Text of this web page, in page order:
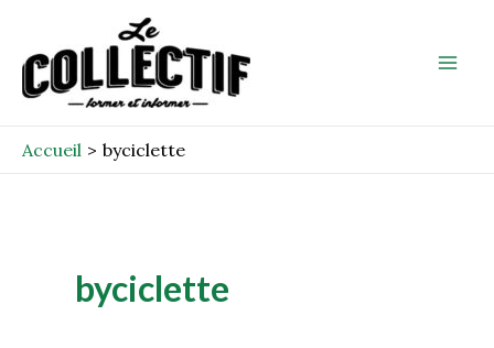
contenu
Accueil byciclette
byciclette